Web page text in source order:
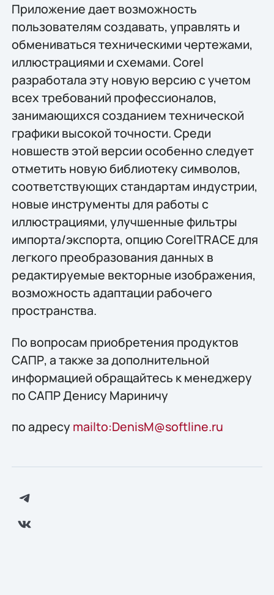
Приложение дает возможность
пользователям создавать, управлять и
обмениваться техническими чертежами,
иллюстрациями и схемами. Corel
разработала эту новую версию с учетом
всех требований профессионалов,
занимающихся созданием технической
графики высокой точности. Среди
новшеств этой версии особенно следует
отметить новую библиотеку символов,
соответствующих стандартам индустрии,
новые инструменты для работы с
иллюстрациями, улучшенные фильтры
импорта/экспорта, опцию CorelTRACE для
легкого преобразования данных в
редактируемые векторные изображения,
возможность адаптации рабочего
пространства.
По вопросам приобретения продуктов
САПР, а также за дополнительной
информацией обращайтесь к менеджеру
по САПР Денису Мариничу
по адресу mailto:DenisM@softline.ru